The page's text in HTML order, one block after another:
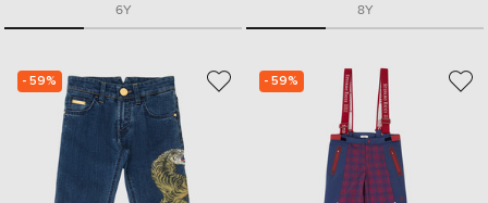
6Y 8Y
- 59% - 59%